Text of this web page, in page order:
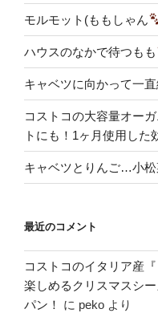
モルモット(ももしゃん
ハウスのなかで待つもも
キャベツに向かって一直
コストコの大容量オー
トにも！1ヶ月使用し
キャベツとりんご…小松
最近のコメント
コストコのイタリア産
楽しめるクリスマスシ
パン！
に peko より